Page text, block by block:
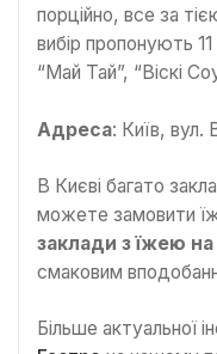
порційно, все за
вибір пропонують
“Май Тай”, “Віскі
Адреса: Київ, вул.
В Києві багато
можете замовити
заклади з їжею на
смаковим
Більше актуальної